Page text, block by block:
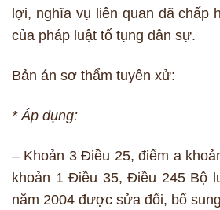
lợi, nghĩa vụ liên quan đã chấp
của pháp luật tố tụng dân sự.
Bản án sơ thẩm tuyên xử:
* Áp dụng:
– Khoản 3 Điều 25, điểm a
khoản 1 Điều 35, Điều 245 Bộ
năm 2004 được sửa đổi, bổ